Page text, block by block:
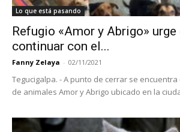
Lo que está pasando
Refugio «Amor y Abrigo»
continuar con el...
Fanny Zelaya - 02/11/2021
Tegucigalpa. - A punto de cerrar se
de animales Amor y Abrigo ubicado en la